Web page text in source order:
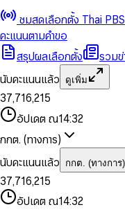
ชมสดเลือกตั้ง Thai PBS
คะแนนตามคำขอ
สรุปผลเลือกตั้ง
รวม
นับคะแนนแล้ว
ดูเพิ่ม
0
1
2
3
4
5
6
8
9
0
1
2
3
4
5
6
7
8
9
,
0
1
2
4
6
7
8
9
0
1
2
3
4
5
6
7
8
9
0
1
3
5
6
7
8
9
,
1
2
4
5
7
8
9
0
1
3
4
6
7
8
9
0
2
3
4
5
7
8
อัปเดต ณ14:32
กกต. (ทางการ)
นับคะแนนแล้ว
กกต. (ทางการ)
0
1
2
3
4
5
0
1
2
4
5
6
7
8
9
,
0
1
2
4
6
7
8
9
0
1
2
3
0
1
3
5
6
7
8
,
1
2
4
0
1
3
0
2
3
4
5
7
อัปเดต ณ14:32